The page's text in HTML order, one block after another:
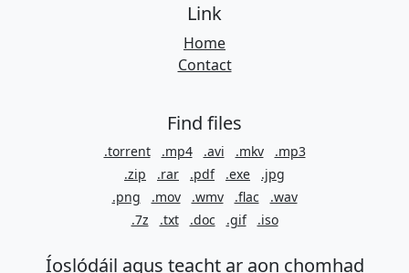
Link
Home
Contact
Find files
.torrent .mp4 .avi .mkv
.mp3
.zip
.rar .pdf .exe
.jpg
.png
.mov .wmv .flac
.wav
.7z
.txt .doc .gif .iso
Íoslódáil agus teacht ar aon chomhad